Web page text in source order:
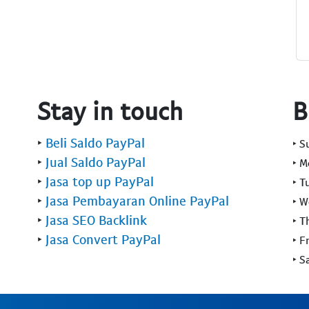
Stay in touch
‣ Beli Saldo PayPal
‣ Jual Saldo PayPal
‣ Jasa top up PayPal
‣ Jasa Pembayaran Online PayPal
‣ Jasa SEO Backlink
‣ Jasa Convert PayPal
‣
‣
‣
‣
‣
‣
‣